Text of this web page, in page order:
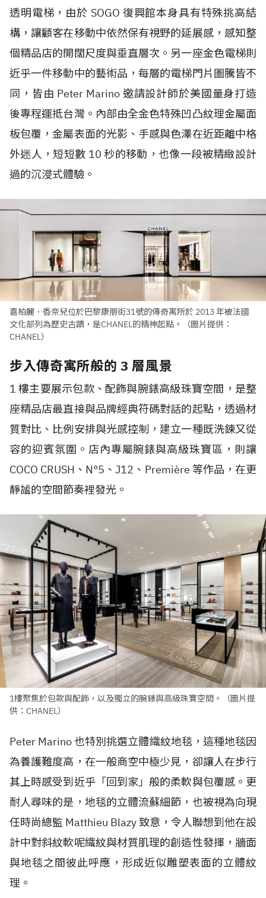
透明電梯，由於 SOGO 復興館本身具有特殊挑高結
構，讓顧客在移動中依然保有視野的延展感，感知整
個精品店的開闊尺度與垂直層次。另一座金色電梯則
近乎一件移動中的藝術品，每層的電梯門片圖騰皆不
同，皆由 Peter Marino 邀請設計師於美國量身打造
後專程運抵台灣。內部由全金色特殊凹凸紋理金屬面
板包覆，金屬表面的光影、手感與色澤在近距離中格
外迷人，短短數 10 秒的移動，也像一段被精緻設計
過的沉浸式體驗。
嘉柏麗．香奈兒位於巴黎康朋街31號的傳奇寓所於 2013 年被法國
文化部列為歷史古蹟，是CHANEL的精神起點。（圖片提供：
CHANEL）
步入傳奇寓所般的 3 層風景
1 樓主要展示包款、配飾與腕錶高級珠寶空間，是整
座精品店最直接與品牌經典符碼對話的起點，透過材
質對比、比例安排與光感控制，建立一種既洗鍊又從
容的迎賓氛圍。店內專屬腕錶與高級珠寶區，則讓
COCO CRUSH、N°5、J12、Première 等作品，在更
靜謐的空間節奏裡發光。
1樓聚焦於包款與配飾，以及獨立的腕錶與高級珠寶空間。（圖片提
供：CHANEL）
Peter Marino 也特別挑選立體織紋地毯，這種地毯因
為養護難度高，在一般商空中極少見，卻讓人在步行
其上時感受到近乎「回到家」般的柔軟與包覆感。更
耐人尋味的是，地毯的立體流蘇細節，也被視為向現
任時尚總監 Matthieu Blazy 致意，令人聯想到他在設
計中對斜紋軟呢織紋與材質肌理的創造性發揮，牆面
與地毯之間彼此呼應，形成近似雕塑表面的立體紋
理。